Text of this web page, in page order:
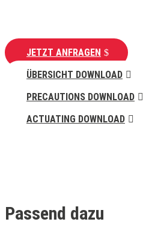
JETZT ANFRAGEN
ÜBERSICHT DOWNLOAD
PRECAUTIONS DOWNLOAD
ACTUATING DOWNLOAD
Passend dazu